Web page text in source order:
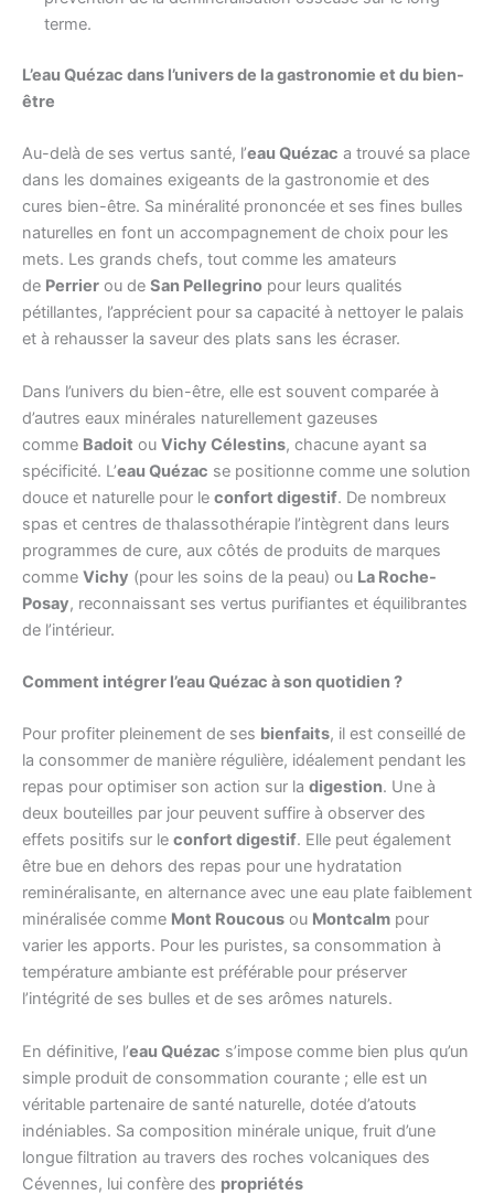
terme.
L’eau Quézac dans l’univers de la gastronomie et du bien-
être
Au-delà de ses vertus santé, l’eau Quézac a trouvé sa place
dans les domaines exigeants de la gastronomie et des
cures bien-être. Sa minéralité prononcée et ses fines bulles
naturelles en font un accompagnement de choix pour les
mets. Les grands chefs, tout comme les amateurs
de Perrier ou de San Pellegrino pour leurs qualités
pétillantes, l’apprécient pour sa capacité à nettoyer le palais
et à rehausser la saveur des plats sans les écraser.
Dans l’univers du bien-être, elle est souvent comparée à
d’autres eaux minérales naturellement gazeuses
comme Badoit ou Vichy Célestins, chacune ayant sa
spécificité. L’eau Quézac se positionne comme une solution
douce et naturelle pour le confort digestif. De nombreux
spas et centres de thalassothérapie l’intègrent dans leurs
programmes de cure, aux côtés de produits de marques
comme Vichy (pour les soins de la peau) ou La Roche-
Posay, reconnaissant ses vertus purifiantes et équilibrantes
de l’intérieur.
Comment intégrer l’eau Quézac à son quotidien ?
Pour profiter pleinement de ses bienfaits, il est conseillé de
la consommer de manière régulière, idéalement pendant les
repas pour optimiser son action sur la digestion. Une à
deux bouteilles par jour peuvent suffire à observer des
effets positifs sur le confort digestif. Elle peut également
être bue en dehors des repas pour une hydratation
reminéralisante, en alternance avec une eau plate faiblement
minéralisée comme Mont Roucous ou Montcalm pour
varier les apports. Pour les puristes, sa consommation à
température ambiante est préférable pour préserver
l’intégrité de ses bulles et de ses arômes naturels.
En définitive, l’eau Quézac s’impose comme bien plus qu’un
simple produit de consommation courante ; elle est un
véritable partenaire de santé naturelle, dotée d’atouts
indéniables. Sa composition minérale unique, fruit d’une
longue filtration au travers des roches volcaniques des
Cévennes, lui confère des propriétés